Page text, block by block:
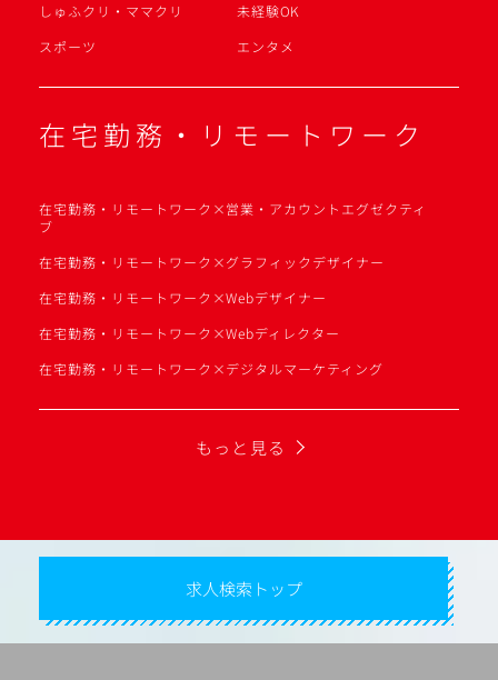
しゅふクリ・ママクリ
未経験OK
スポーツ
エンタメ
在宅勤務・リモートワーク
在宅勤務・リモートワーク×営業・アカウントエグゼクティ
ブ
在宅勤務・リモートワーク×グラフィックデザイナー
在宅勤務・リモートワーク×Webデザイナー
在宅勤務・リモートワーク×Webディレクター
在宅勤務・リモートワーク×デジタルマーケティング
もっと見る
求人検索トップ